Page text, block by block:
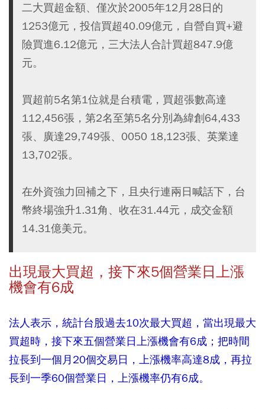
二大買超金額、僅次於2005年12月28日的
1253億元，投信買超40.09億元，自營自買+避
險買進6.12億元，三大法人合計買超847.9億
元。
買超前5名第1位就是台積電，買超張數高達
112,456張，第2名至第5名分別為緯創64,433
張、廣達29,749張、0050 18,123張、英業達
13,702張。
在外資強力回補之下，且央行連兩日喊話下，台
幣終場強升1.31角、收在31.44元，成交金額
14.31億美元。
出現最大買超，接下來5個營業日上漲
機會有6成
法人表示，統計台股過去10次最大買超，當出現最大
買超時，接下來五個營業日上漲機會有6成；把時間
拉長到一個月20個交易日，上漲機率高達8成，再拉
長到一季60個營業日，上漲機率仍有6成。